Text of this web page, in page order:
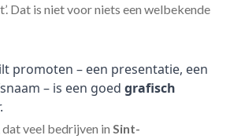
Dat is niet voor niets een welbekende
promoten – een presentatie, een
– is een goed grafisch
veel bedrijven in Sint-